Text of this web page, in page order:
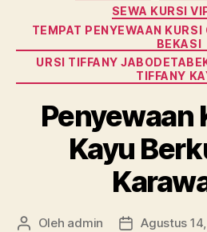
SEWA KURSI
TEMPAT PENYEWAAN
BEKASI
URSI TIFFANY
TIFFANY
Penyewaan
Kayu
Penulis
Oleh admin
Tanggal
Agustus